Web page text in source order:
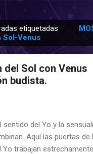
etiquetadas
Sol-Venus
del Sol con Venus
budista.
sentido del Yo y la
Aquí las puertas de
Yo trabajan